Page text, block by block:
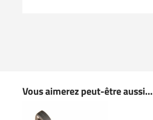
Vous aimerez peut-être aussi…